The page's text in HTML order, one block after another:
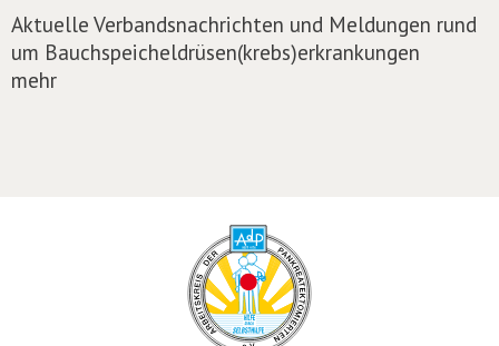
Aktuelle Verbandsnachrichten und Meldungen rund
um Bauchspeicheldrüsen(krebs)erkrankungen
mehr